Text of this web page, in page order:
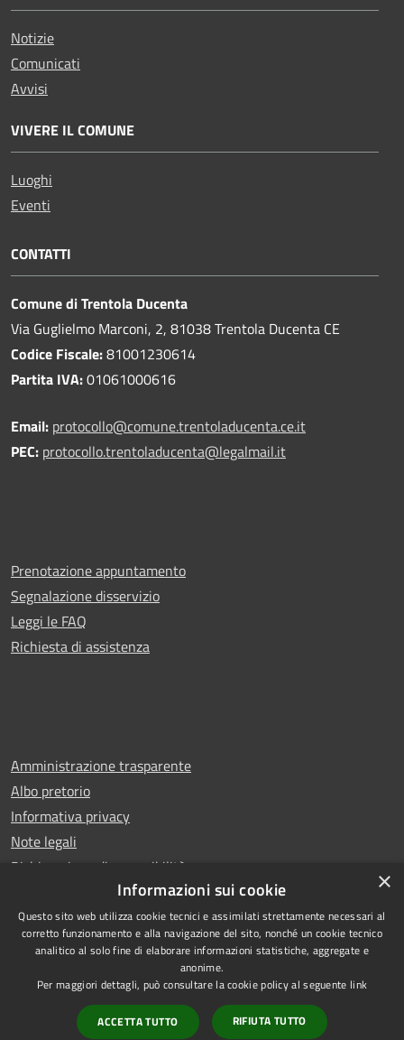
Notizie
Comunicati
Avvisi
VIVERE IL COMUNE
Luoghi
Eventi
CONTATTI
Comune di Trentola Ducenta
Via Guglielmo Marconi, 2, 81038 Trentola Ducenta CE
Codice Fiscale:81001230614
Partita IVA:01061000616
Email: protocollo@comune.trentoladucenta.ce.it
PEC: protocollo.trentoladucenta@legalmail.it
Prenotazione appuntamento
Segnalazione disservizio
Leggi le FAQ
Richiesta di assistenza
Amministrazione trasparente
Albo pretorio
Informativa privacy
Note legali
Dichiarazione di accessibilità
RSS
Accessibilità
Copyright © 2025 Comune di
Trentola Ducenta
Powered byMunicipium
Accesso redazione
×
Informazioni sui cookie
Questo sito web utilizza cookie tecnici e assimilati strettamente necessari al
corretto funzionamento e alla navigazione del sito, nonché un cookie tecnico
analitico al solo fine di elaborare informazioni statistiche, aggregate e
anonime.
Per maggiori dettagli, può consultare la cookie policy al seguente link
ACCETTA TUTTO RIFIUTA TUTTO